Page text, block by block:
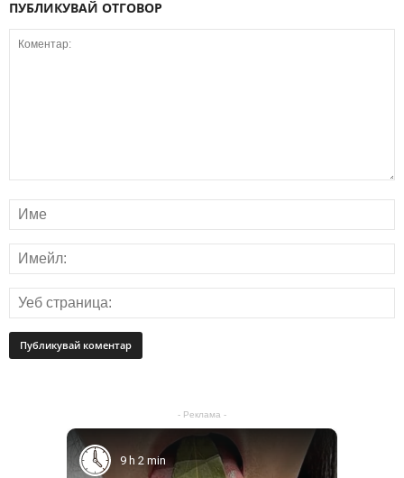
ПУБЛИКУВАЙ ОТГОВОР
- Реклама -
9 h 2 min